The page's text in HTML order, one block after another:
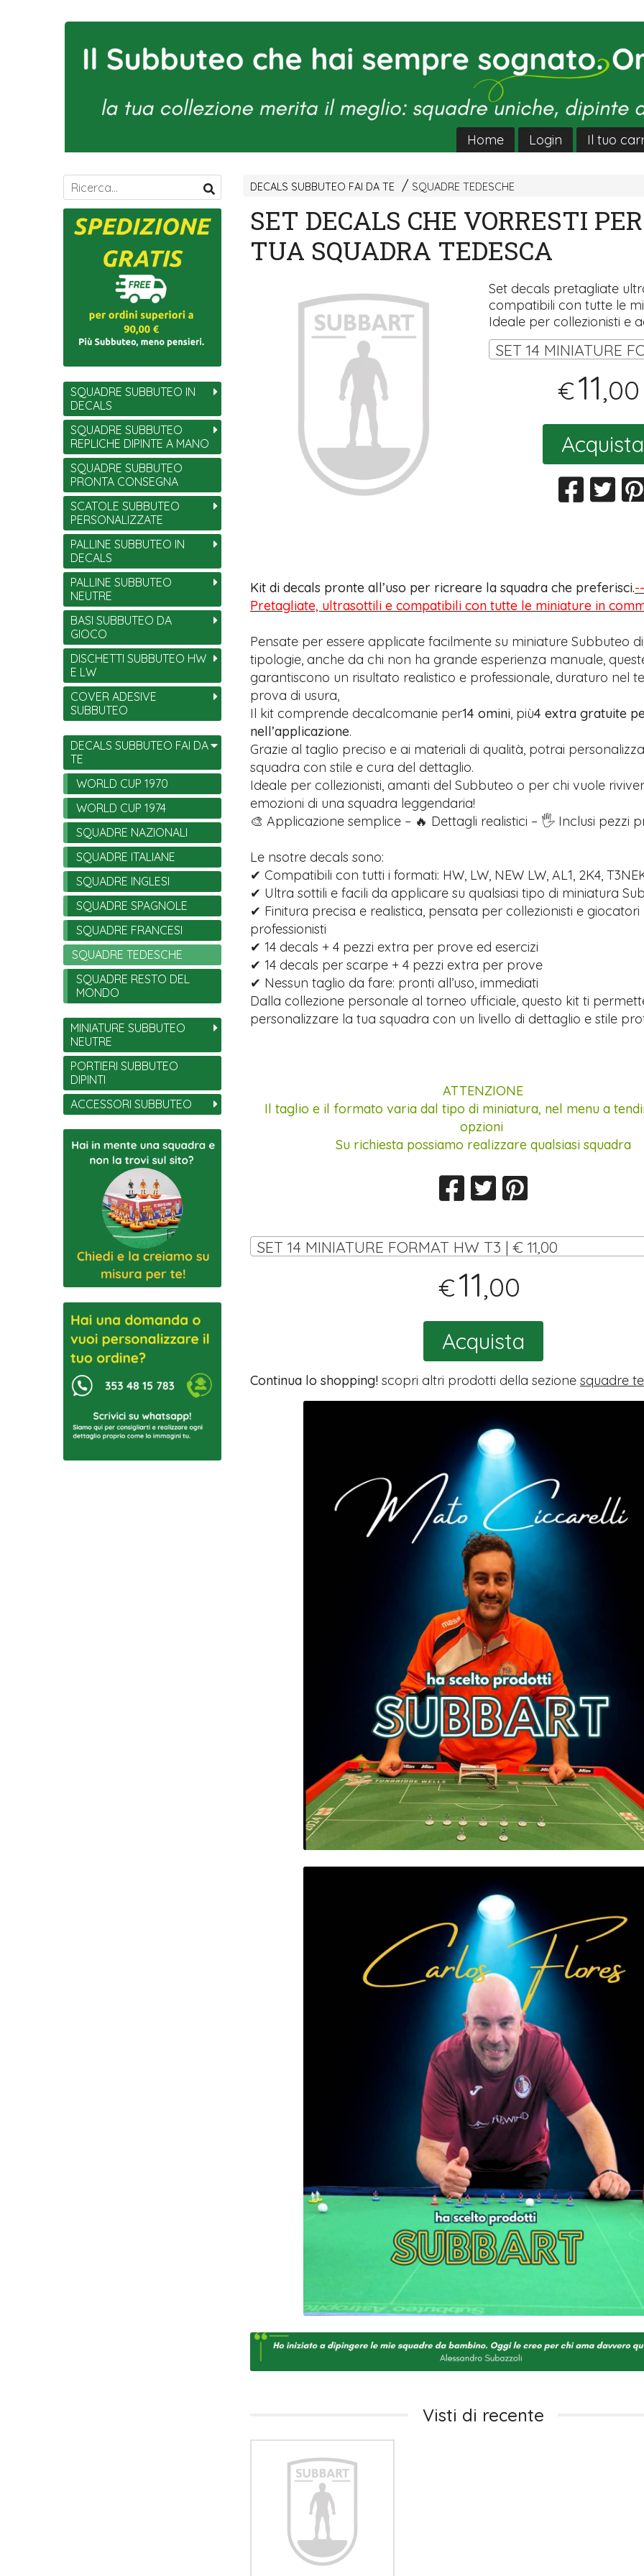
Home Login Il tuo
DECALS SUBBUTEO FAI DA TE SQUADRE TEDESCHE
SET DECALS CHE VORRESTI
TUA SQUADRA TEDESCA
Set decals pretagliate
compatibili con tutte le
Ideale per collezionisti e
€11,00
Acquista
Kit di decals pronte all’uso per ricreare la squadra che preferisci.
Pretagliate, ultrasottili e compatibili con tutte le miniature in
Pensate per essere applicate facilmente su miniature Subbuteo
tipologie, anche da chi non ha grande esperienza manuale,
garantiscono un risultato realistico e professionale, duraturo nel
prova di usura,
Il kit comprende decalcomanie per14 omini, più4 extra gratuite
nell’applicazione.
Grazie al taglio preciso e ai materiali di qualità, potrai
squadra con stile e cura del dettaglio.
Ideale per collezionisti, amanti del Subbuteo o per chi vuole
emozioni di una squadra leggendaria!
🎨 Applicazione semplice – 🔥 Dettagli realistici – 🖐️ Inclusi pezzi
Le nsotre decals sono:
✔ Compatibili con tutti i formati: HW, LW, NEW LW, AL1, 2K4,
✔ Ultra sottili e facili da applicare su qualsiasi tipo di miniatura
✔ Finitura precisa e realistica, pensata per collezionisti e giocatori
professionisti
✔ 14 decals + 4 pezzi extra per prove ed esercizi
✔ 14 decals per scarpe + 4 pezzi extra per prove
✔ Nessun taglio da fare: pronti all’uso, immediati
Dalla collezione personale al torneo ufficiale, questo kit ti
personalizzare la tua squadra con un livello di dettaglio e stile
ATTENZIONE
Il taglio e il formato varia dal tipo di miniatura, nel menu a
opzioni
Su richiesta possiamo realizzare qualsiasi squadra
SET 14 MINIATURE FORMAT HW T3 | € 11,00
€11,00
Acquista
Continua lo shopping!scopri altri prodotti della sezione squadre
Visti di recente
SQUADRE SUBBUTEO IN
DECALS
SQUADRE SUBBUTEO
REPLICHE DIPINTE A MANO
SQUADRE SUBBUTEO
PRONTA CONSEGNA
SCATOLE SUBBUTEO
PERSONALIZZATE
PALLINE SUBBUTEO IN
DECALS
PALLINE SUBBUTEO
NEUTRE
BASI SUBBUTEO DA
GIOCO
DISCHETTI SUBBUTEO HW
E LW
COVER ADESIVE
SUBBUTEO
DECALS SUBBUTEO FAI DA
TE
WORLD CUP 1970
WORLD CUP 1974
SQUADRE NAZIONALI
SQUADRE ITALIANE
SQUADRE INGLESI
SQUADRE SPAGNOLE
SQUADRE FRANCESI
SQUADRE TEDESCHE
SQUADRE RESTO DEL
MONDO
MINIATURE SUBBUTEO
NEUTRE
PORTIERI SUBBUTEO
DIPINTI
ACCESSORI SUBBUTEO